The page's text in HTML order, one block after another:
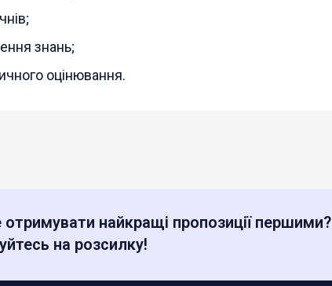
знань;
оцінювання.
отримувати найкращі пропозиції першими?
на розсилку!